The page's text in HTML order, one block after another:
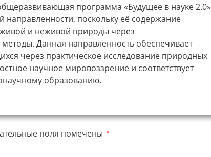
программа «Будущее в науке 2.0»
направленности, поскольку её содержание
и неживой природы через
Данная направленность обеспечивает
через практическое исследование природных
научное мировоззрение и соответствует
образованию.
поля помечены *